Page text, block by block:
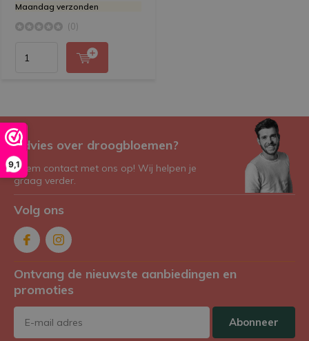
9,1
Maandag verzonden
(0)
Advies over droogbloemen?
Neem contact met ons op! Wij helpen je
graag verder.
Volg ons
Ontvang de nieuwste aanbiedingen en
promoties
Abonneer